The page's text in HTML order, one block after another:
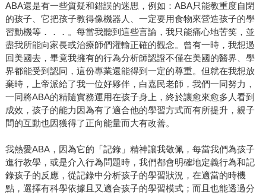
ABA還是有一些質疑和錯誤的迷思，例如：ABA只能教重度自閉
的孩子、它把孩子教得像機器人、一定要用食物來營造孩子的學
習動機等．．．。每當我聽到這些言論，我只能痛心地苦笑，並
盡我所能向家長或治療師們灌輸正確的觀念。曾有一時，我想過
回美國去，畢竟我擁有的行為分析師認證不僅在美國的醫界、學
界都能受到認同，這份專業還能得到一定的尊重。但就在我想放
棄時，上帝派給了我一位好夥伴，白嘉民老師，我們一同努力，
一同將ABA的精隨實務運用在孩子身上，終於讓愈來愈多人看到
成效，孩子的能力因為有了適合他的學習方式而有所提升，親子
間的互動也因獲得了正向能量而大有改善。
我熱愛ABA，因為它的「記錄」精神讓我敬佩，每當我們為孩子
進行教學，或是介入行為問題時，我們都會明確地定義行為和記
錄孩子的反應，從記錄中分析孩子的學習狀況，在適當的時機
點，選擇有科學依據且又適合孩子的學習模式；而且也能透過分